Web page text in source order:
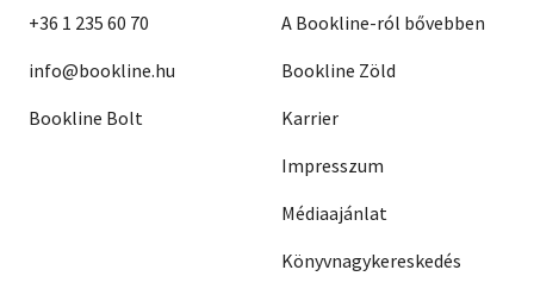
+36 1 235 60 70
info@bookline.hu
Bookline Bolt
A Bookline-ról bővebben
Bookline Zöld
Karrier
Impresszum
Médiaajánlat
Könyvnagykereskedés